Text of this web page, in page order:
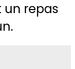
un repas